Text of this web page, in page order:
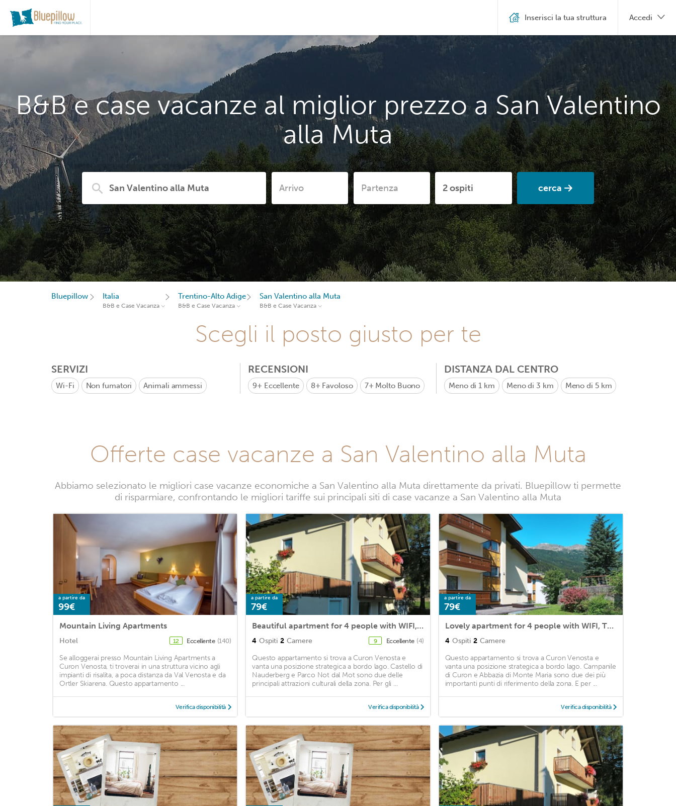
B&B e case vacanze al miglior prezzo a San Valentino
alla Muta
cerca
Inserisci la tua struttura Accedi
Bluepillow Italia
B&B e Case Vacanza
Trentino-Alto Adige
B&B e Case Vacanza
San Valentino alla Muta
B&B e Case Vacanza
Scegli il posto giusto per te
SERVIZI
Wi-Fi Non fumatori Animali ammessi
RECENSIONI
9+ Eccellente 8+ Favoloso 7+ Molto Buono
DISTANZA DAL CENTRO
Meno di 1 km Meno di 3 km Meno di 5 km
Offerte case vacanze a San Valentino alla Muta
Abbiamo selezionato le migliori case vacanze economiche a San Valentino alla Muta direttamente da privati. Bluepillow ti permette
di risparmiare, confrontando le migliori tariffe sui principali siti di case vacanze a San Valentino alla Muta
a partire da
99€
Mountain Living Apartments
Hotel 12 Eccellente (140)
Se alloggerai presso Mountain Living Apartments a
Curon Venosta, ti troverai in una struttura vicino agli
impianti di risalita, a poca distanza da Val Venosta e da
Ortler Skiarena. Questo appartamento ...
Verifica disponibilità
a partire da
79€
Beautiful apartment for 4 people with WIFI, TV, terrace, pets allowed and parking
4 Ospiti 2 Camere 9 Eccellente (4)
Questo appartamento si trova a Curon Venosta e
vanta una posizione strategica a bordo lago. Castello di
Nauderberg e Parco Not dal Mot sono due delle
principali attrazioni culturali della zona. Per gli ...
Verifica disponibilità
a partire da
79€
Lovely apartment for 4 people with WIFI, TV, pets allowed and parking
4 Ospiti 2 Camere
Questo appartamento si trova a Curon Venosta e
vanta una posizione strategica a bordo lago. Campanile
di Curon e Abbazia di Monte Maria sono due dei più
importanti punti di riferimento della zona. E per ...
Verifica disponibilità